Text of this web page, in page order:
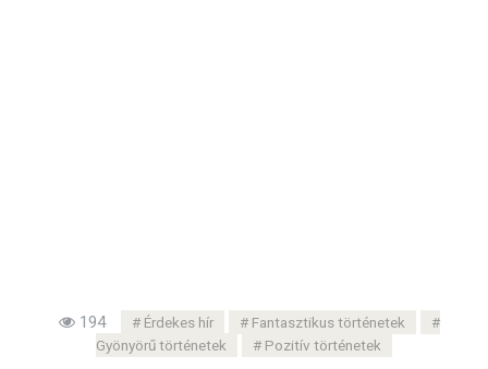
194 Érdekes hír
Fantasztikus történetek
Gyönyörű történetek
Pozitív történetek